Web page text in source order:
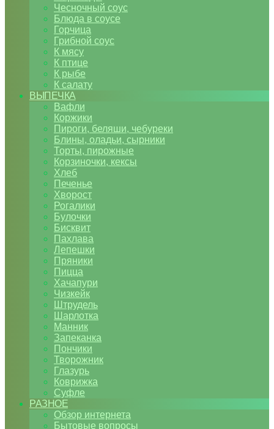
Чесночный соус
Блюда в соусе
Горчица
Грибной соус
К мясу
К птице
К рыбе
К салату
ВЫПЕЧКА
Вафли
Коржики
Пироги, беляши, чебуреки
Блины, оладьи, сырники
Торты, пирожные
Корзиночки, кексы
Хлеб
Печенье
Хворост
Рогалики
Булочки
Бисквит
Пахлава
Лепешки
Пряники
Пицца
Хачапури
Чизкейк
Штрудель
Шарлотка
Манник
Запеканка
Пончики
Творожник
Глазурь
Коврижка
Суфле
РАЗНОЕ
Обзор интернета
Бытовые вопросы